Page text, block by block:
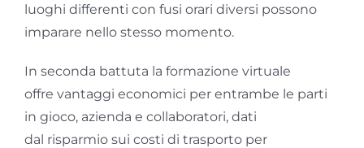
luoghi differenti con fusi orari diversi possono
imparare nello stesso momento.
In seconda battuta la formazione virtuale
offre vantaggi economici per entrambe le parti
in gioco, azienda e collaboratori, dati
dal risparmio sui costi di trasporto per